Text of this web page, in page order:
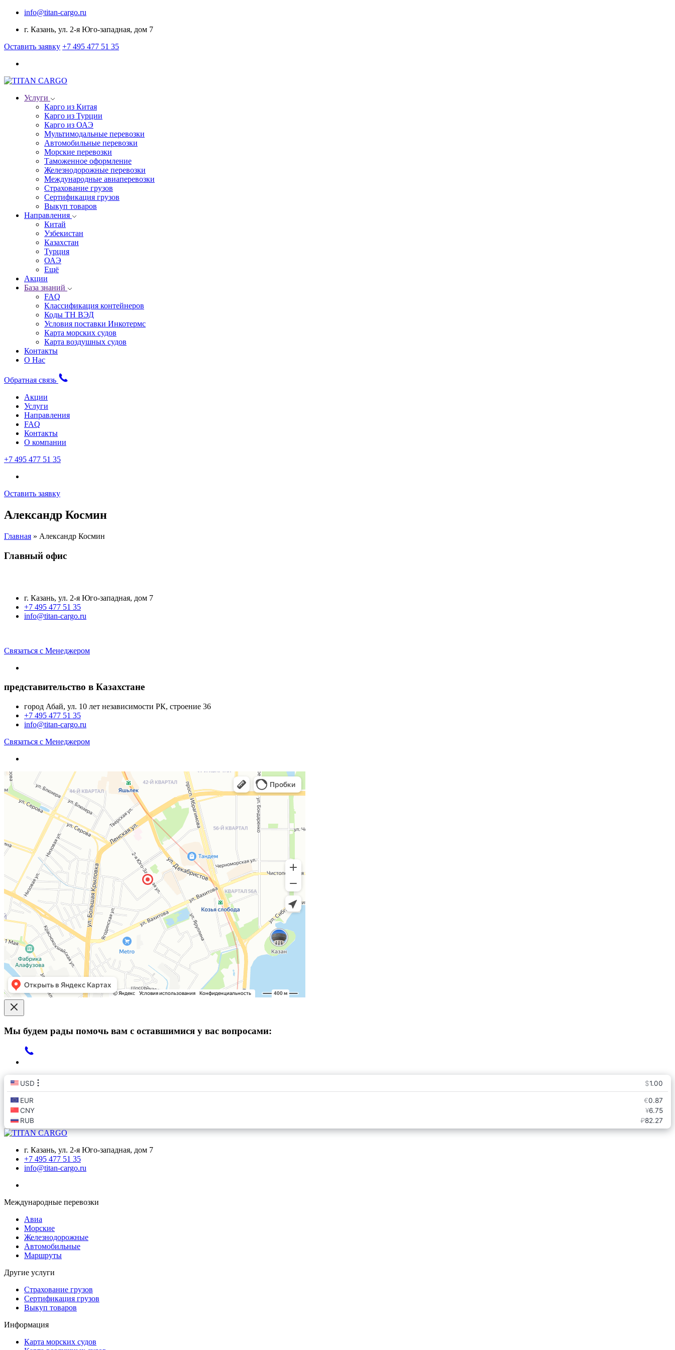
info@titan-cargo.ru
г. Казань, ул. 2-я Юго-западная, дом 7
Оставить заявку +7 495 477 51 35
Услуги
Карго из Китая
Карго из Турции
Карго из ОАЭ
Мультимодальные перевозки
Автомобильные перевозки
Морские перевозки
Таможенное оформление
Железнодорожные перевозки
Международные авиаперевозки
Страхование грузов
Сертификация грузов
Выкуп товаров
Направления
Китай
Узбекистан
Казахстан
Турция
ОАЭ
Ещё
Акции
База знаний
FAQ
Классификация контейнеров
Коды ТН ВЭД
Условия поставки Инкотермс
Карта морских судов
Карта воздушных судов
Контакты
О Нас
Обратная связь
Акции
Услуги
Направления
FAQ
Контакты
О компании
+7 495 477 51 35
Оставить заявку
Александр Космин
Главная » Александр Космин
Главный офис
г. Казань, ул. 2-я Юго-западная, дом 7
+7 495 477 51 35
info@titan-cargo.ru
Связаться с Менеджером
представительство в Казахстане
город Абай, ул. 10 лет независимости РК, строение 36
+7 495 477 51 35
info@titan-cargo.ru
Связаться с Менеджером
Мы будем рады помочь вам с оставшимися у вас вопросами:
г. Казань, ул. 2-я Юго-западная, дом 7
+7 495 477 51 35
info@titan-cargo.ru
Международные перевозки
Авиа
Морские
Железнодорожные
Автомобильные
Маршруты
Другие услуги
Страхование грузов
Сертификация грузов
Выкуп товаров
Информация
Карта морских судов